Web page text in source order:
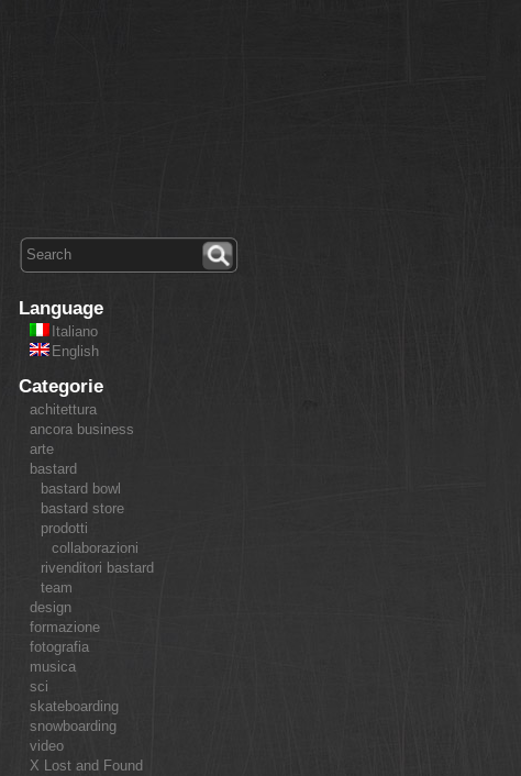
Language
Italiano
English
Categorie
achitettura
ancora business
arte
bastard
bastard bowl
bastard store
prodotti
collaborazioni
rivenditori bastard
team
design
formazione
fotografia
musica
sci
skateboarding
snowboarding
video
X Lost and Found